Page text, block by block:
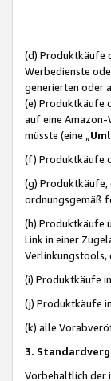
(d) Produktkäufe
Werbedienste
generierten oder
(e) Produktkäufe
auf eine Amazon-
müsste (eine „
(f) Produktkäufe
(g) Produktkäufe,
ordnungsgemäß
(h) Produktkäufe
Link in einer
Verlinkungstools,
(i) Produktkäufe
(j) Produktkäufe
(k) alle
3.
Vorbehaltlich der